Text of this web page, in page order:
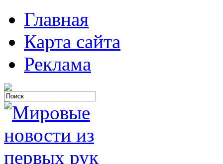
Главная
Карта сайта
Реклама